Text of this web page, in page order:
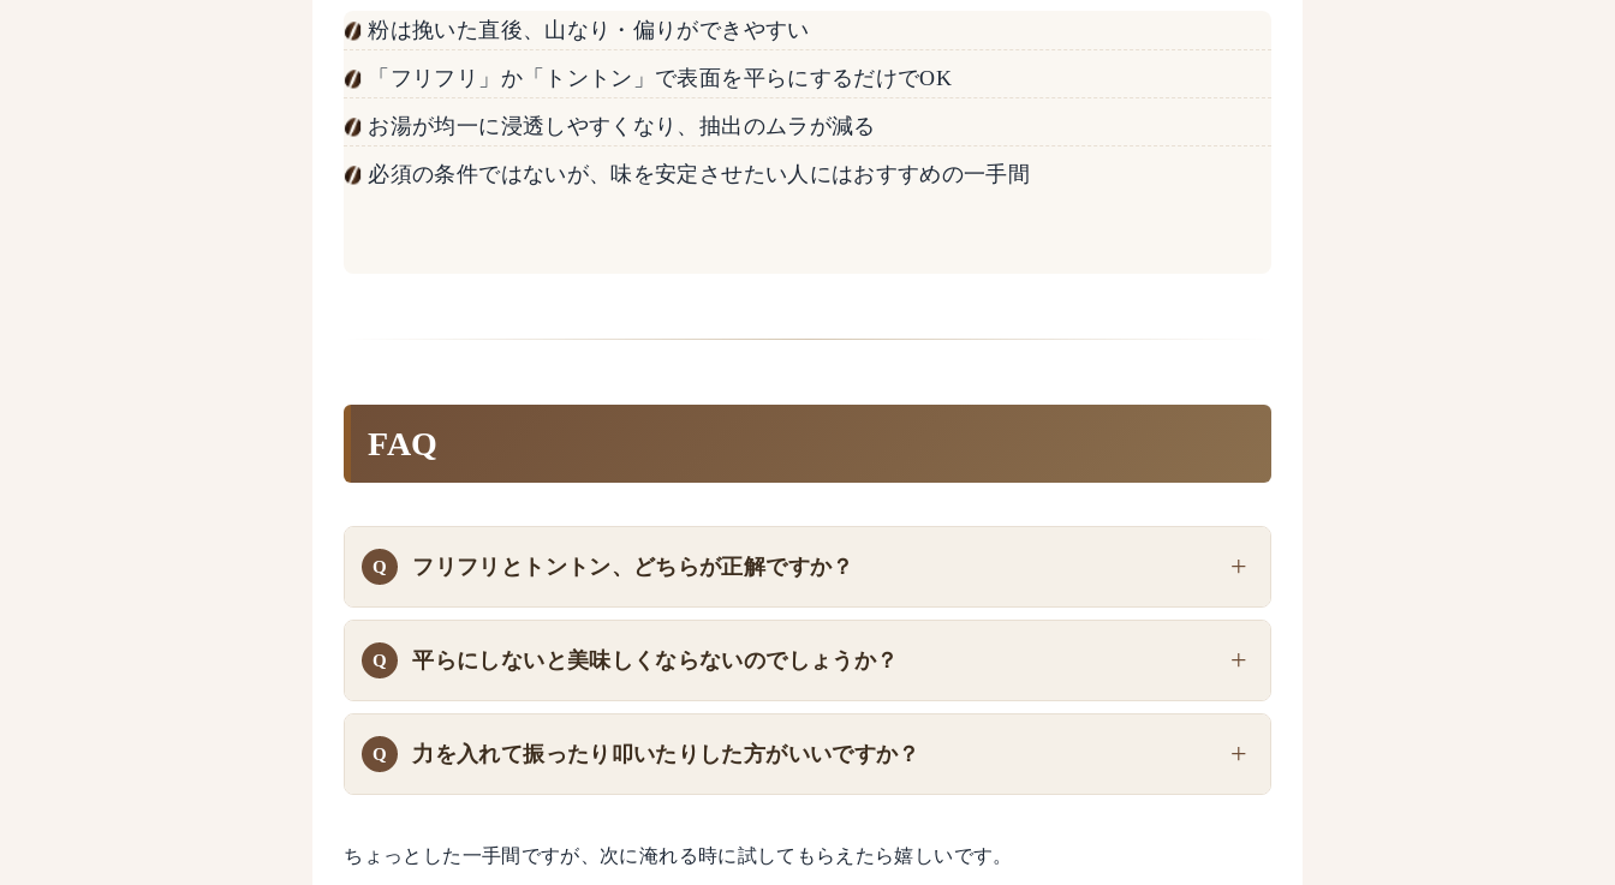
粉は挽いた直後、山なり・偏りができやすい
「フリフリ」か「トントン」で表面を平らにするだけでOK
お湯が均一に浸透しやすくなり、抽出のムラが減る
必須の条件ではないが、味を安定させたい人にはおすすめの一手間
FAQ
フリフリとトントン、どちらが正解ですか？
平らにしないと美味しくならないのでしょうか？
力を入れて振ったり叩いたりした方がいいですか？
ちょっとした一手間ですが、次に淹れる時に試してもらえたら嬉しいです。